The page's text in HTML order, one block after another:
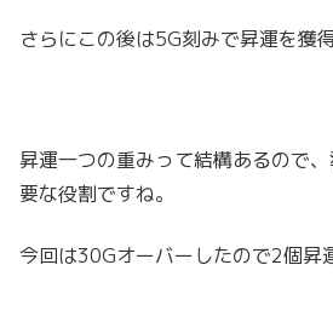
さらにこの後は5G刻みで昇運を獲
昇運一つの重みって結構あるので
要な役割ですね。
今回は30Gオーバーしたので2個昇